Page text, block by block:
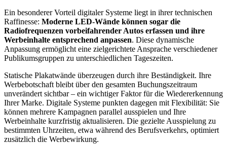
Ein besonderer Vorteil digitaler Systeme liegt in ihrer technischen
Raffinesse: Moderne LED-Wände können sogar die
Radiofrequenzen vorbeifahrender Autos erfassen und ihre
Werbeinhalte entsprechend anpassen. Diese dynamische
Anpassung ermöglicht eine zielgerichtete Ansprache verschiedener
Publikumsgruppen zu unterschiedlichen Tageszeiten.
Statische Plakatwände überzeugen durch ihre Beständigkeit. Ihre
Werbebotschaft bleibt über den gesamten Buchungszeitraum
unverändert sichtbar – ein wichtiger Faktor für die Wiedererkennung
Ihrer Marke. Digitale Systeme punkten dagegen mit Flexibilität: Sie
können mehrere Kampagnen parallel ausspielen und Ihre
Werbeinhalte kurzfristig aktualisieren. Die gezielte Ausspielung zu
bestimmten Uhrzeiten, etwa während des Berufsverkehrs, optimiert
zusätzlich die Werbewirkung.